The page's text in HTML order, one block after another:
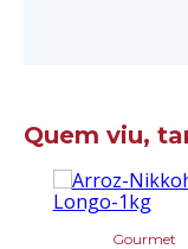
Quem viu,
Gourmet